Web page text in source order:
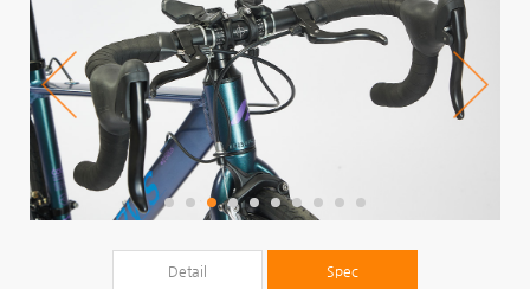
Detail Spec